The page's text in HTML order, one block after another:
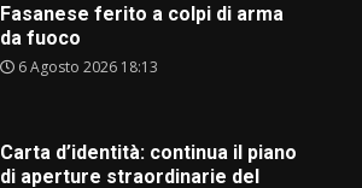
Fasanese ferito a colpi di arma
da fuoco
6 Agosto 2026 18:13
Carta d’identità: continua il piano
di aperture straordinarie del